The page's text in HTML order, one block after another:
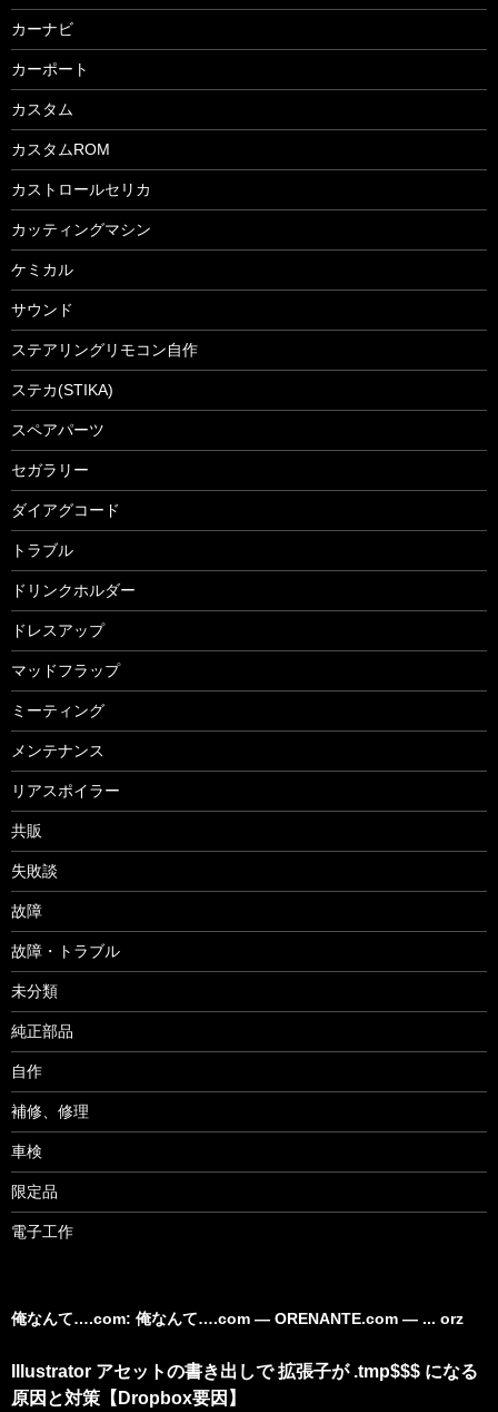
カーナビ
カーポート
カスタム
カスタムROM
カストロールセリカ
カッティングマシン
ケミカル
サウンド
ステアリングリモコン自作
ステカ(STIKA)
スペアパーツ
セガラリー
ダイアグコード
トラブル
ドリンクホルダー
ドレスアップ
マッドフラップ
ミーティング
メンテナンス
リアスポイラー
共販
失敗談
故障
故障・トラブル
未分類
純正部品
自作
補修、修理
車検
限定品
電子工作
俺なんて….com: 俺なんて….com ― ORENANTE.com ― ... orz
Illustrator アセットの書き出しで 拡張子が .tmp$$$ になる
原因と対策【Dropbox要因】